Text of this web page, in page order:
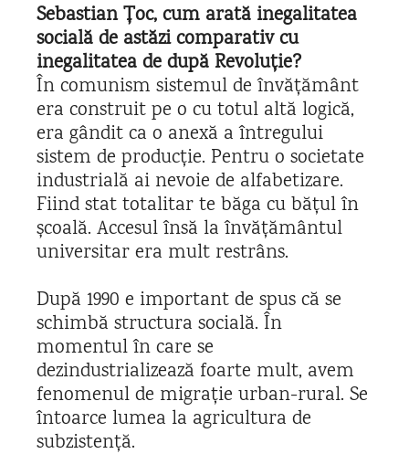
Sebastian Țoc, cum arată inegalitatea
socială de astăzi comparativ cu
inegalitatea de după Revoluție?
În comunism sistemul de învățământ
era construit pe o cu totul altă logică,
era gândit ca o anexă a întregului
sistem de producție. Pentru o societate
industrială ai nevoie de alfabetizare.
Fiind stat totalitar te băga cu bățul în
școală. Accesul însă la învățământul
universitar era mult restrâns.
După 1990 e important de spus că se
schimbă structura socială. În
momentul în care se
dezindustrializează foarte mult, avem
fenomenul de migrație urban-rural. Se
întoarce lumea la agricultura de
subzistență.